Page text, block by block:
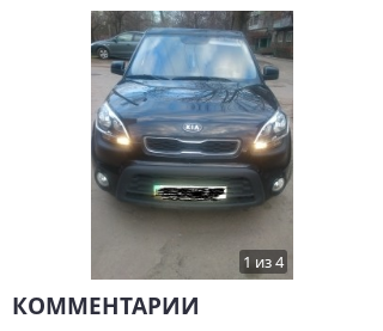
1 из 4
КОММЕНТАРИИ